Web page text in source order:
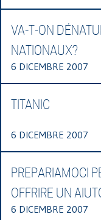
VA-T-ON
NATIONAUX?
6 DICEMBRE 2007
TITANIC
6 DICEMBRE 2007
PREPARIAMOCI
OFFRIRE UN
6 DICEMBRE 2007